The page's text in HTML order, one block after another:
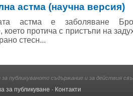
астма (научна версия)
астма е заболяване
което протича с пристъпи на
стесн...
публикуваното съдържание и за действия
за публикуване · Контакти